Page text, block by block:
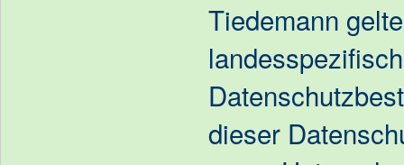
Tiedemann
dieser